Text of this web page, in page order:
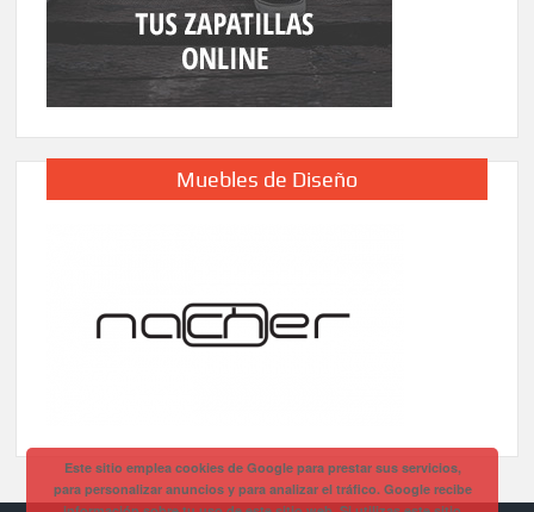
Muebles de Diseño
Este sitio emplea cookies de Google para prestar sus servicios,
para personalizar anuncios y para analizar el tráfico. Google recibe